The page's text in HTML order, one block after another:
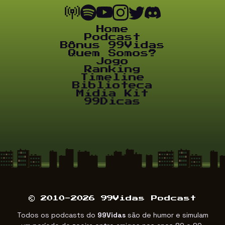
Home
Podcast
Bônus 99Vidas
Quem Somos?
Jogo
Ranking
Timeline
Biblioteca
Mídia Kit
99Dicas
© 2010-2026 99Vidas Podcast
Todos os podcasts do 99Vidassão de humor e simulam